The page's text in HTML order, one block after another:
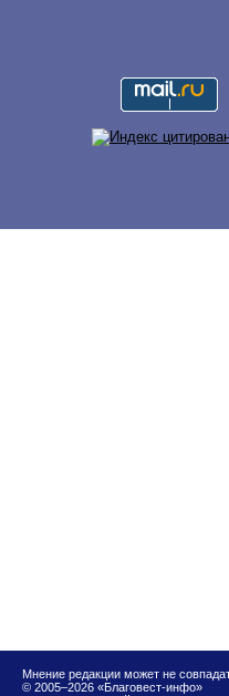
Мнение редакции может не
© 2005–2026 «Благовест-инфо»